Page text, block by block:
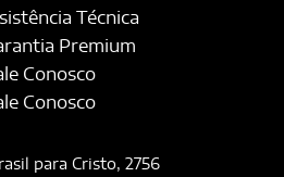
Técnica
Premium
Conosco
Conosco
para Cristo, 2756